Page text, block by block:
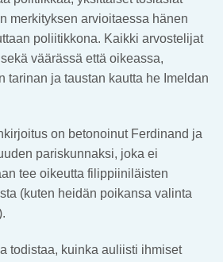
merkityksen arvioitaessa hänen
poliitikkona. Kaikki arvostelijat
väärässä että oikeassa,
tarinan ja taustan kautta he Imeldan
on betonoinut Ferdinand ja
pariskunnaksi, joka ei
tee oikeutta filippiiniläisten
(kuten heidän poikansa valinta
todistaa, kuinka auliisti ihmiset